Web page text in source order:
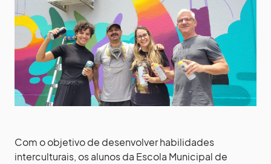
Com o objetivo de desenvolver habilidades
interculturais, os alunos da Escola Municipal de